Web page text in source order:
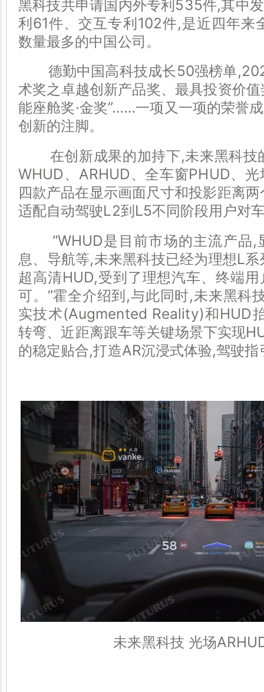
黑科技共申请国内外专利535件,其中
利61件、交互专利102件,是近四年来
数量最多的中国公司。
德勤中国高科技成长50强榜单
术奖之卓越创新产品奖、最具投资价
能座舱奖·金奖”……一项又一项的荣誉
创新的注脚。
在创新成果的加持下,未来黑科技
WHUD、ARHUD、全车窗PHUD、
四款产品在显示画面尺寸和投影距离
适配自动驾驶L2到L5不同阶段用户对
“WHUD是目前市场的主流产品,
息、导航等,未来黑科技已经为理想L
超高清HUD,受到了理想汽车、终端
可。”霍全介绍到,与此同时,未来黑科
实技术(Augmented Reality)和HUD
转弯、近距离跟车等关键场景下实现
的稳定贴合,打造AR沉浸式体验,驾驶指
未来黑科技 光场